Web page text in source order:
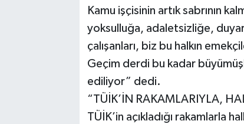
Kamu işçisinin artık sabrının
yoksulluğa, adaletsizliğe,
çalışanları, biz bu halkın
Geçim derdi bu kadar
ediliyor” dedi.
“TÜİK’İN RAKAMLARIYLA,
TÜİK’in açıkladığı rakamlarla